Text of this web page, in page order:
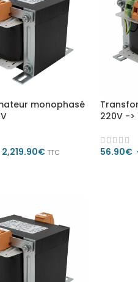
monophasé
2,219.90€TTC
220V ->
56.90€